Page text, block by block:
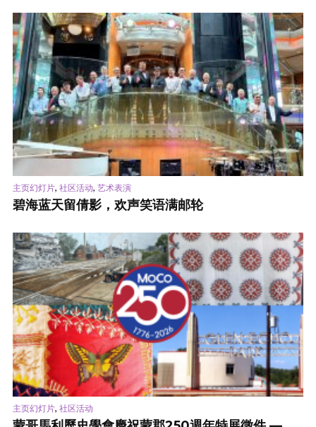
主页幻灯片, 社区活动, 艺术表演
碧海蓝天留倩影，欢声笑语满邮轮
主页幻灯片, 社区活动